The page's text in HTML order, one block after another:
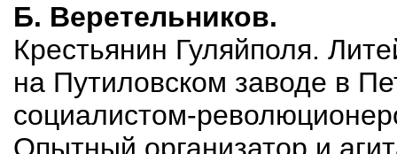
Б. Веретельников.
Крестьянин Гуляйполя.
на Путиловском заводе в
социалистом-